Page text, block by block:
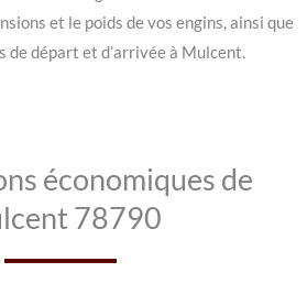
et le poids de vos engins, ainsi que
de départ et d’arrivée à Mulcent.
économiques de
78790